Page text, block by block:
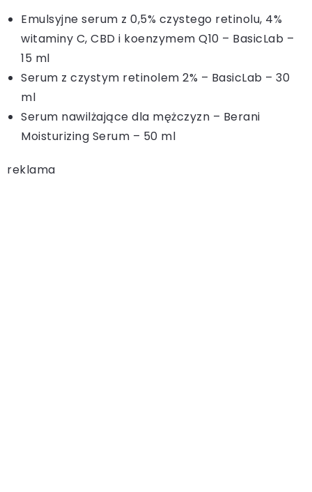
Emulsyjne serum z 0,5% czystego retinolu, 4%
witaminy C, CBD i koenzymem Q10 – BasicLab –
15 ml
Serum z czystym retinolem 2% – BasicLab – 30
ml
Serum nawilżające dla mężczyzn – Berani
Moisturizing Serum – 50 ml
reklama